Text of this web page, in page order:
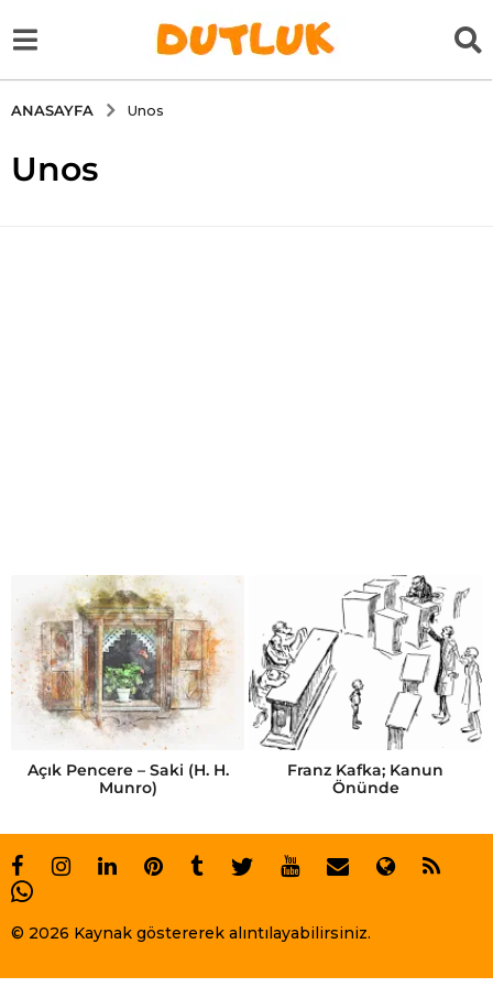
ANASAYFA Unos
Unos
Açık Pencere – Saki (H. H.
Munro)
Franz Kafka; Kanun
Önünde
© 2026 Kaynak göstererek alıntılayabilirsiniz.